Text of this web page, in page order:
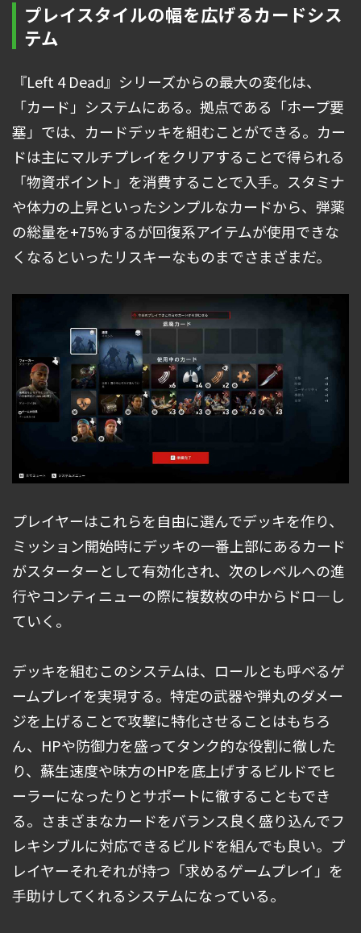
プレイスタイルの幅を広げるカードシス
テム
『Left 4 Dead』シリーズからの最大の変化は、
「カード」システムにある。拠点である「ホープ要
塞」では、カードデッキを組むことができる。カー
ドは主にマルチプレイをクリアすることで得られる
「物資ポイント」を消費することで入手。スタミナ
や体力の上昇といったシンプルなカードから、弾薬
の総量を+75%するが回復系アイテムが使用できな
くなるといったリスキーなものまでさまざまだ。
プレイヤーはこれらを自由に選んでデッキを作り、
ミッション開始時にデッキの一番上部にあるカード
がスターターとして有効化され、次のレベルへの進
行やコンティニューの際に複数枚の中からドロ―し
ていく。
デッキを組むこのシステムは、ロールとも呼べるゲ
ームプレイを実現する。特定の武器や弾丸のダメー
ジを上げることで攻撃に特化させることはもちろ
ん、HPや防御力を盛ってタンク的な役割に徹した
り、蘇生速度や味方のHPを底上げするビルドでヒ
ーラーになったりとサポートに徹することもでき
る。さまざまなカードをバランス良く盛り込んでフ
レキシブルに対応できるビルドを組んでも良い。プ
レイヤーそれぞれが持つ「求めるゲームプレイ」を
手助けしてくれるシステムになっている。